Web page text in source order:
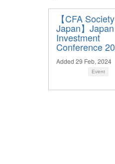
【CFA Society
Japan】Japan
Investment
Conference
Added 29 Feb, 2024
Event